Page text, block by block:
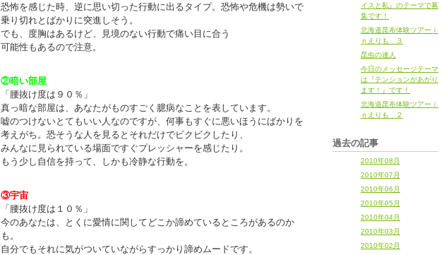
恐怖を感じた時、逆に思い切った行動に出るタイプ。恐怖や危機は勢いで
乗り切れとばかりに突進しそう。
でも、度胸はあるけど、見境のない行動で痛い目に合う
可能性もあるので注意。
②暗い部屋
「腰抜け度は９０％」
真っ暗な部屋は、あなたがものすごく臆病なことを表しています。
嘘のつけないとてもいい人なのですが、何事もすぐに悪いほうにばかりを
考えがち。恐そうな人を見るとそれだけでビクビクしたり、
みんなに見られている場面ですぐプレッシャーを感じたり。
もう少し自信を持って、しかも冷静な行動を。
③宇宙
「腰抜け度は１０％」
今のあなたは、とくに愛情に関してどこか諦めているところがあるのか
も。
自分でもそれに気がついていながらすっかり諦めムードです。
イスと私』のテーマで募
集です！
北海道昆布体験ツアーｉ
ｎえりも ３
昆虫の達人
今日のメッセージテーマ
は『テンションがあがり
ます！』です！
北海道昆布体験ツアーｉ
ｎえりも ２
過去の記事
2010年08月
2010年07月
2010年06月
2010年05月
2010年04月
2010年03月
2010年02月